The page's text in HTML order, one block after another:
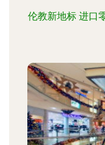
伦教新地标 进口